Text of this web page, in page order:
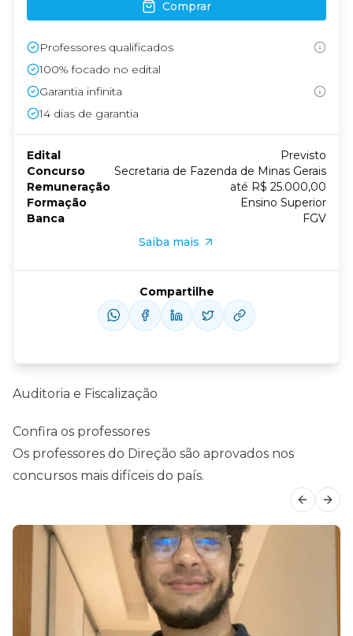
Auditoria e Fiscalização
Confira os professores
Os professores do Direção são aprovados nos
concursos mais difíceis do país.
Comprar
Professores qualificados
100% focado no edital
Garantia infinita
14 dias de garantia
Edital
Previsto
Concurso
Secretaria de Fazenda de Minas Gerais
Remuneração
até R$ 25.000,00
Formação
Ensino Superior
Banca
FGV
Saiba mais
Compartilhe